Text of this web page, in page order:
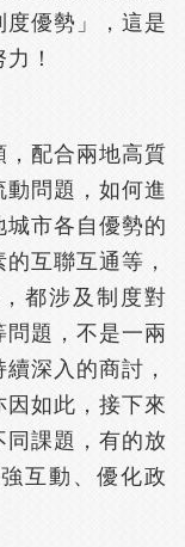
優勢」，這是
！
，配合兩地高質
問題，如何進
市各自優勢的
互聯互通等，
都涉及制度對
題，不是一兩
深入的商討，
如此，接下來
課題，有的放
互動、優化政